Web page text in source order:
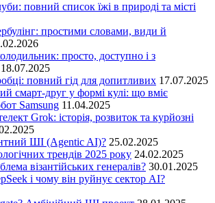
повний список їжі в природі та місті
простими словами, види й
просто, доступно і з
18.07.2025
повний гід для допитливих 17.07.2025
смарт-друг у формі кулі: що вміє
Samsung 11.04.2025
Grok: історія, розвиток та курйозні
ШІ (Agentic AI)? 25.02.2025
трендів 2025 року 24.02.2025
візантійських генералів? 30.01.2025
і чому він руйнує сектор АІ?